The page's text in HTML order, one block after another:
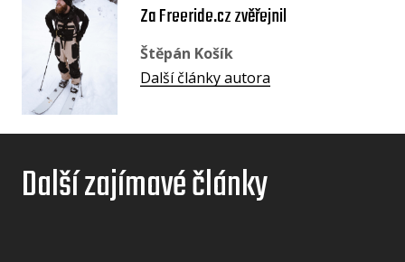
Za Freeride.cz zvěřejnil
Štěpán Košík
Další články autora
Další zajímavé články